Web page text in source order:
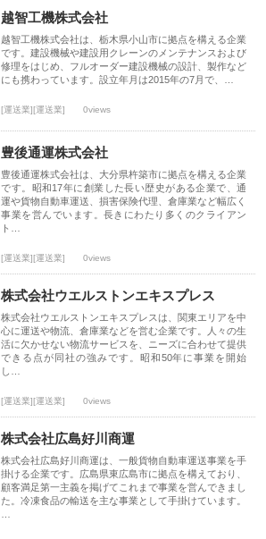
越智工機株式会社
越智工機株式会社は、栃木県小山市に拠点を構える企業
です。建設機械や建設用クレーンのメンテナンスおよび
修理をはじめ、フルオーダー建設機械の設計、製作など
にも携わっています。設立年月は2015年の7月で、…
[運送業][運送業] 0views
豊後通運株式会社
豊後通運株式会社は、大分県杵築市に拠点を構える企業
です。昭和17年に創業した長い歴史がある企業で、通
運や貨物自動車運送、損害保険代理、倉庫業など幅広く
事業を営んでいます。長きにわたり多くのクライアン
ト…
[運送業][運送業] 0views
株式会社ウエルストンエキスプレス
株式会社ウエルストンエキスプレスは、関東エリアを中
心に運送や物流、倉庫業などを営む企業です。人々の生
活に欠かせない物流サービスを、ニーズに合わせて提供
できる点が同社の強みです。昭和50年に事業を開始
し…
[運送業][運送業] 0views
株式会社広島好川商運
株式会社広島好川商運は、一般貨物自動車運送事業を手
掛ける企業です。広島県東広島市に拠点を構えており、
顧客満足第一主義を掲げてこれまで事業を営んできまし
た。冷凍食品の輸送を主な事業として手掛けています。